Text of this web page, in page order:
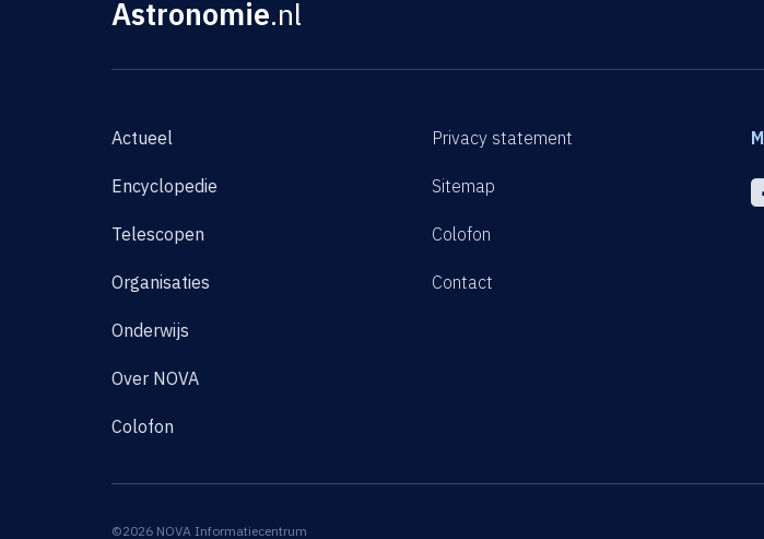
Astronomie.nl
Actueel
Encyclopedie
Telescopen
Organisaties
Onderwijs
Over NOVA
Colofon
Privacy statement
Sitemap
Colofon
Contact
©2026 NOVA Informatiecentrum